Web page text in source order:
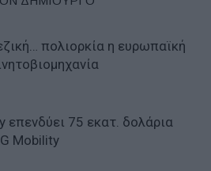
πολιορκία η ευρωπαϊκή
επενδύει 75 εκατ. δολάρια
Mobility